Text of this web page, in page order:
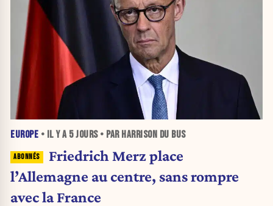
EUROPE • IL Y A 5 JOURS• PAR HARRISON DU BUS
Friedrich Merz place
l’Allemagne au centre, sans rompre
avec la France